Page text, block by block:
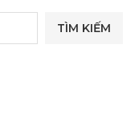
TÌM KIẾM